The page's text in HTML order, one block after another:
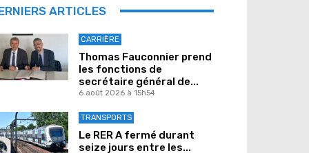
ARTICLES
CARRIÈRE
Thomas Fauconnier prend
les fonctions de
secrétaire général de...
6 août 2026 à 15h54
TRANSPORTS
Le RER A fermé durant
seize jours entre les...